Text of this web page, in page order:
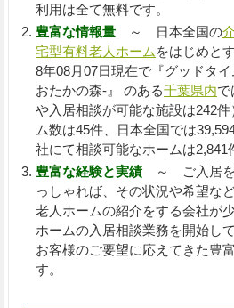
利用は全て無料です。
豊富な情報量～ 日本全国の
宅型有料老人ホーム をはじめと
8年08月07日現在で『グッドタ
おたかの森-』 のある千葉県内で
や入居相談が可能な施設は242件
ム数は45件、日本全国では
社にて相談可能なホームは2,841
豊富な経験と実績～ ご入居を
っしゃれば、その状況や希望な
老人ホームの紹介をする会社が
ホームの入居相談業務を開始し
お客様のご要望に応えてきた豊
す。